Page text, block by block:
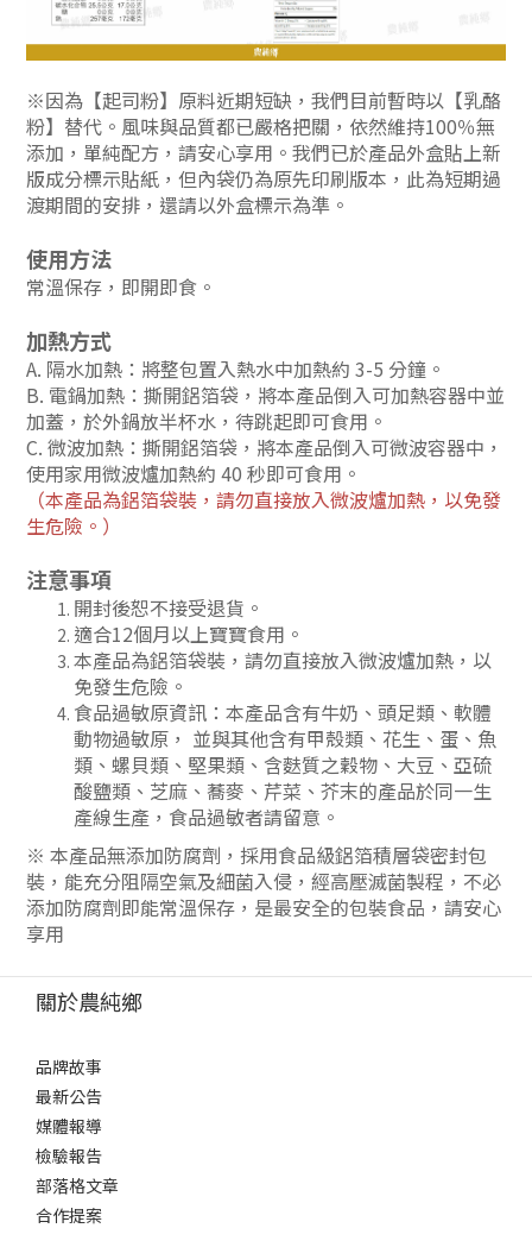
※因為【起司粉】原料近期短缺，我們目前暫時以【乳酪
粉】替代。風味與品質都已嚴格把關，依然維持100％無
添加，單純配方，請安心享用。我們已於產品外盒貼上新
版成分標示貼紙，但內袋仍為原先印刷版本，此為短期過
渡期間的安排，還請以外盒標示為準。
使用方法
常溫保存，即開即食。
加熱方式
A. 隔水加熱：將整包置入熱水中加熱約 3-5 分鐘。
B. 電鍋加熱：撕開鋁箔袋，將本產品倒入可加熱容器中並
加蓋，於外鍋放半杯水，待跳起即可食用。
C. 微波加熱：撕開鋁箔袋，將本產品倒入可微波容器中，
使用家用微波爐加熱約 40 秒即可食用。
（本產品為鋁箔袋裝，請勿直接放入微波爐加熱，以免發
生危險。 ）
注意事項
開封後恕不接受退貨。
適合12個月以上寶寶食用。
本產品為鋁箔袋裝，請勿直接放入微波爐加熱，以
免發生危險。
食品過敏原資訊：本產品含有牛奶、頭足類、軟體
動物過敏原， 並與其他含有甲殼類、花生、蛋、魚
類、螺貝類、堅果類、含麩質之穀物、大豆、亞硫
酸鹽類、芝麻、蕎麥、芹菜、芥末的產品於同一生
產線生產，食品過敏者請留意。
※ 本產品無添加防腐劑，採用食品級鋁箔積層袋密封包
裝，能充分阻隔空氣及細菌入侵，經高壓滅菌製程，不必
添加防腐劑即能常溫保存，是最安全的包裝食品，請安心
享用
關於農純鄉
品牌故事
最新公告
媒體報導
檢驗報告
部落格文章
合作提案